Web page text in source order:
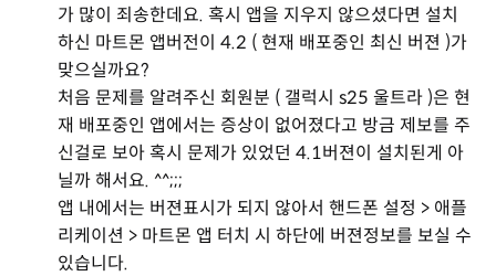
가 많이 죄송한데요. 혹시 앱을 지우지 않으셨다면 설치
하신 마트몬 앱버전이 4.2 ( 현재 배포중인 최신 버젼 )가
맞으실까요?
처음 문제를 알려주신 회원분 ( 갤럭시 s25 울트라 )은 현
재 배포중인 앱에서는 증상이 없어졌다고 방금 제보를 주
신걸로 보아 혹시 문제가 있었던 4.1버젼이 설치된게 아
닐까 해서요. ^^;;;
앱 내에서는 버젼표시가 되지 않아서 핸드폰 설정 > 애플
리케이션 > 마트몬 앱 터치 시 하단에 버젼정보를 보실 수
있습니다.